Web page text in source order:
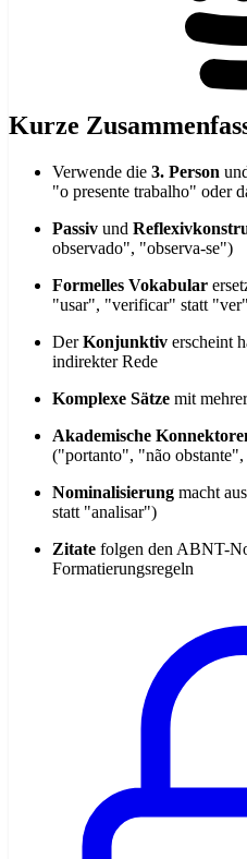
Kurze
Verwende die 3. Person
"o presente trabalho" oder
Passiv und
observado", "observa-se")
Formelles Vokabular
"usar", "verificar" statt
DerKonjunktiv erscheint
indirekter Rede
Komplexe Sätze mit
Akademische
("portanto", "não
Nominalisierung macht
statt "analisar")
Zitate folgen den ABNT-
Formatierungsregeln